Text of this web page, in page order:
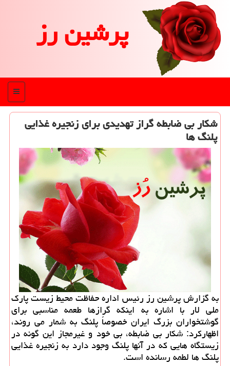
پرشین رز
منو
شكار بی ضابطه گراز تهدیدی برای زنجیره غذایی
پلنگ ها
به گزارش پرشین رز رئیس اداره حفاظت محیط زیست پارك
ملی لار با اشاره به اینكه گرازها طعمه مناسبی برای
گوشتخواران بزرگ ایران خصوصاً پلنگ به شمار می روند،
اظهاركرد: شكار بی ضابطه، بی خود و غیرمجاز این گونه در
زیستگاه هایی كه در آنها پلنگ وجود دارد به زنجیره غذایی
پلنگ ها لطمه رسانده است.